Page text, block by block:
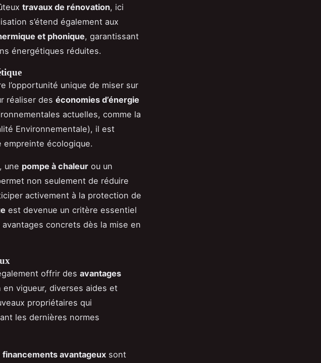
travaux de rénovation, ici
s’étend également aux
et phonique, garantissant
énergétiques réduites.
l’opportunité unique de miser sur
réaliser des économies d’énergie
actuelles, comme la
Environnementale), il est
écologique.
, une pompe à chaleur ou un
non seulement de réduire
activement à la protection de
est devenue un critère essentiel
concrets dès la mise en
offrir des avantages
vigueur, diverses aides et
propriétaires qui
les dernières normes
financements avantageux sont